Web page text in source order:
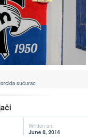
sućurac
Written on:
June 8, 2014